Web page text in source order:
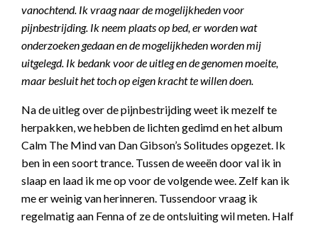
vanochtend. Ik vraag naar de mogelijkheden voor
pijnbestrijding. Ik neem plaats op bed, er worden wat
onderzoeken gedaan en de mogelijkheden worden mij
uitgelegd. Ik bedank voor de uitleg en de genomen moeite,
maar besluit het toch op eigen kracht te willen doen.
Na de uitleg over de pijnbestrijding weet ik mezelf te
herpakken, we hebben de lichten gedimd en het album
Calm The Mind van Dan Gibson’s Solitudes opgezet. Ik
ben in een soort trance. Tussen de weeën door val ik in
slaap en laad ik me op voor de volgende wee. Zelf kan ik
me er weinig van herinneren. Tussendoor vraag ik
regelmatig aan Fenna of ze de ontsluiting wil meten. Half